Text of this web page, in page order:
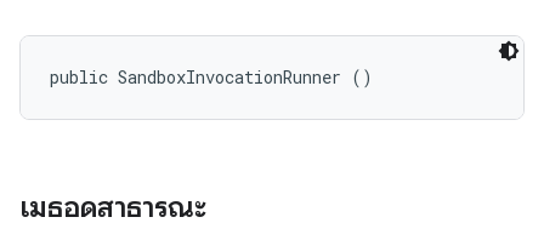
public SandboxInvocationRunner ()
เมธอดสาธารณะ